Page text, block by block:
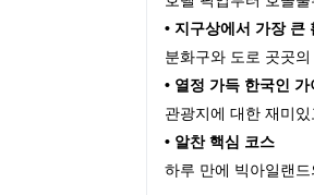
• 지구상에서 가장 큰
분화구와 도로 곳곳
• 열정 가득 한국인 가
관광지에 대한 재미
• 알찬 핵심 코스
하루 만에 빅아일랜